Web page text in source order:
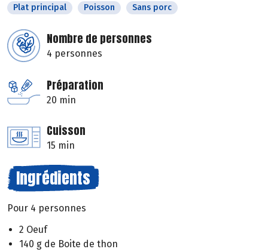
Plat principal Poisson Sans porc
Nombre de personnes
4 personnes
Préparation
20 min
Cuisson
15 min
Ingrédients
Pour 4 personnes
2 Oeuf
140 g de Boite de thon